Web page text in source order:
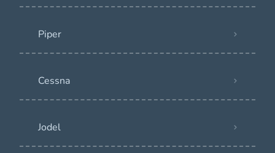
Piper
Cessna
Jodel